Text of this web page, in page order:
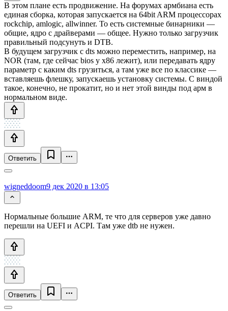
В этом плане есть продвижение. На форумах армбиана есть
единая сборка, которая запускается на 64bit ARM процессорах
rockchip, amlogic, allwinner. То есть системные бинарники —
общие, ядро с драйверами — общее. Нужно только загрузчик
правильный подсунуть и DTB.
В будущем загрузчик с dts можно переместить, например, на
NOR (там, где сейчас bios у x86 лежит), или передавать ядру
параметр с каким dts грузиться, а там уже все по классике —
вставляешь флешку, запускаешь установку системы. С виндой
такое, конечно, не прокатит, но и нет этой винды под арм в
нормальном виде.
Ответить
wigneddoom9 дек 2020 в 13:05
Нормальные большие ARM, те что для серверов уже давно
перешли на UEFI и ACPI. Там уже dtb не нужен.
Ответить